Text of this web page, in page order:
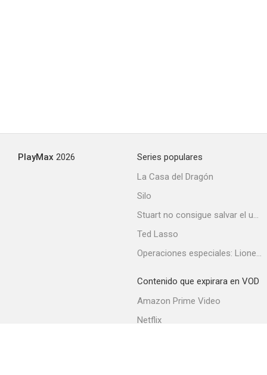
PlayMax 2026
Series populares
La Casa del Dragón
Silo
Stuart no consigue salvar el universo
Ted Lasso
Operaciones especiales: Lioness
Contenido que expirara en VOD
Amazon Prime Video
Netflix